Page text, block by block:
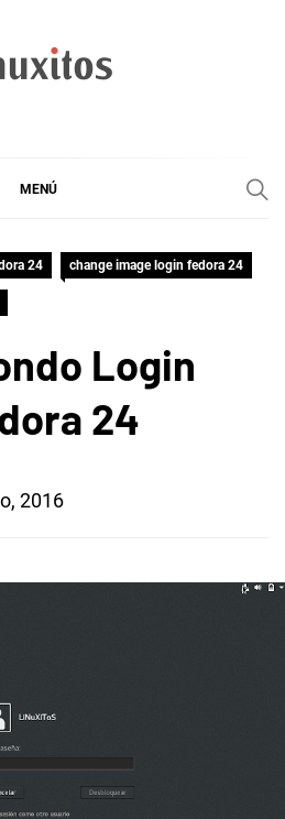
MENÚ
24 change image login fedora 24
Login
24
2016